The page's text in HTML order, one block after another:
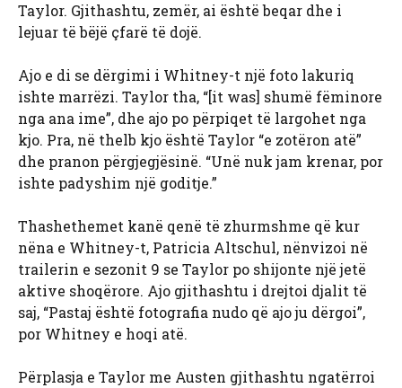
Taylor. Gjithashtu, zemër, ai është beqar dhe i
lejuar të bëjë çfarë të dojë.
Ajo e di se dërgimi i Whitney-t një foto lakuriq
ishte marrëzi. Taylor tha, “[it was] shumë fëminore
nga ana ime”, dhe ajo po përpiqet të largohet nga
kjo. Pra, në thelb kjo është Taylor “e zotëron atë”
dhe pranon përgjegjësinë. “Unë nuk jam krenar, por
ishte padyshim një goditje.”
Thashethemet kanë qenë të zhurmshme që kur
nëna e Whitney-t, Patricia Altschul, nënvizoi në
trailerin e sezonit 9 se Taylor po shijonte një jetë
aktive shoqërore. Ajo gjithashtu i drejtoi djalit të
saj, “Pastaj është fotografia nudo që ajo ju dërgoi”,
por Whitney e hoqi atë.
Përplasja e Taylor me Austen gjithashtu ngatërroi